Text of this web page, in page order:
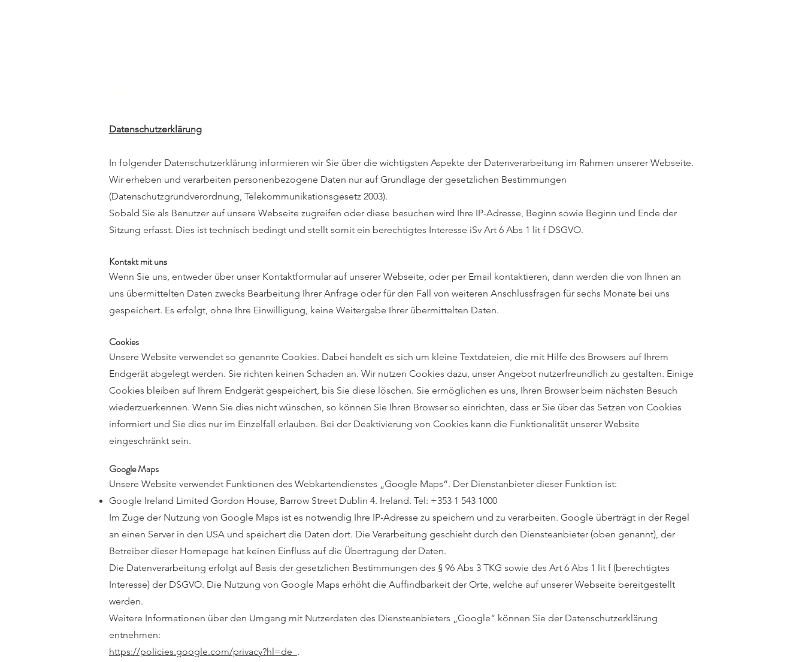
Datenschutzerklärung
In folgender Datenschutzerklärung informieren wir Sie über die wichtigsten Aspekte der Datenverarbeitung im Rahmen unserer Webseite.
Wir erheben und verarbeiten personenbezogene Daten nur auf Grundlage der gesetzlichen Bestimmungen
(Datenschutzgrundverordnung, Telekommunikationsgesetz 2003).
Sobald Sie als Benutzer auf unsere Webseite zugreifen oder diese besuchen wird Ihre IP-Adresse, Beginn sowie Beginn und Ende der
Sitzung erfasst. Dies ist technisch bedingt und stellt somit ein berechtigtes Interesse iSv Art 6 Abs 1 lit f DSGVO.
Kontakt mit uns
Wenn Sie uns, entweder über unser Kontaktformular auf unserer Webseite, oder per Email kontaktieren, dann werden die von Ihnen an
uns übermittelten Daten zwecks Bearbeitung Ihrer Anfrage oder für den Fall von weiteren Anschlussfragen für sechs Monate bei uns
gespeichert. Es erfolgt, ohne Ihre Einwilligung, keine Weitergabe Ihrer übermittelten Daten.
Cookies
Unsere Website verwendet so genannte Cookies. Dabei handelt es sich um kleine Textdateien, die mit Hilfe des Browsers auf Ihrem
Endgerät abgelegt werden. Sie richten keinen Schaden an. Wir nutzen Cookies dazu, unser Angebot nutzerfreundlich zu gestalten. Einige
Cookies bleiben auf Ihrem Endgerät gespeichert, bis Sie diese löschen. Sie ermöglichen es uns, Ihren Browser beim nächsten Besuch
wiederzuerkennen. Wenn Sie dies nicht wünschen, so können Sie Ihren Browser so einrichten, dass er Sie über das Setzen von Cookies
informiert und Sie dies nur im Einzelfall erlauben. Bei der Deaktivierung von Cookies kann die Funktionalität unserer Website
eingeschränkt sein.
Google Maps
Unsere Website verwendet Funktionen des Webkartendienstes „Google Maps“. Der Dienstanbieter dieser Funktion ist:
Google Ireland Limited Gordon House, Barrow Street Dublin 4. Ireland. Tel: +353 1 543 1000
Im Zuge der Nutzung von Google Maps ist es notwendig Ihre IP-Adresse zu speichern und zu verarbeiten. Google überträgt in der Regel
an einen Server in den USA und speichert die Daten dort. Die Verarbeitung geschieht durch den Diensteanbieter (oben genannt), der
Betreiber dieser Homepage hat keinen Einfluss auf die Übertragung der Daten.
Die Datenverarbeitung erfolgt auf Basis der gesetzlichen Bestimmungen des § 96 Abs 3 TKG sowie des Art 6 Abs 1 lit f (berechtigtes
Interesse) der DSGVO. Die Nutzung von Google Maps erhöht die Auffindbarkeit der Orte, welche auf unserer Webseite bereitgestellt
werden.
Weitere Informationen über den Umgang mit Nutzerdaten des Diensteanbieters „Google“ können Sie der Datenschutzerklärung
entnehmen:
https://policies.google.com/privacy?hl=de .